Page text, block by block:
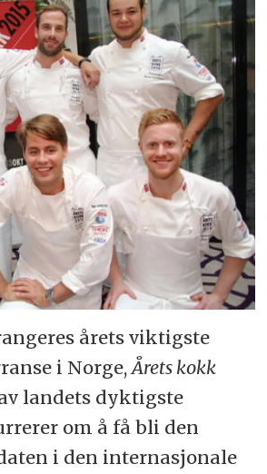
årets viktigste
i Norge, Årets kokk
landets dyktigste
om å få bli den
i den internasjonale